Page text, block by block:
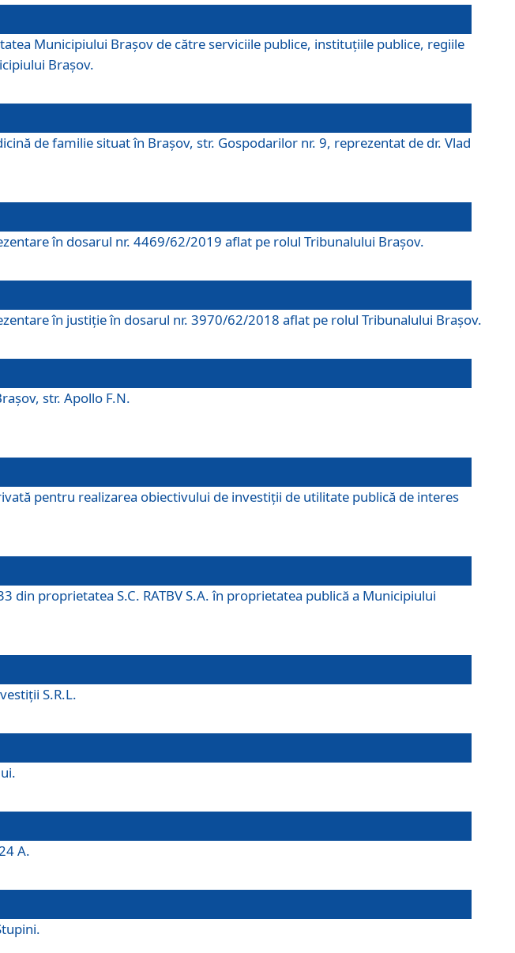
Municipiului Brașov de către serviciile publice, instituțiile publice, regiile
Brașov.
de familie situat în Braşov, str. Gospodarilor nr. 9, reprezentat de dr. Vlad
în dosarul nr. 4469/62/2019 aflat pe rolul Tribunalului Braşov.
în justiţie în dosarul nr. 3970/62/2018 aflat pe rolul Tribunalului Braşov.
str. Apollo F.N.
pentru realizarea obiectivului de investiții de utilitate publică de interes
proprietatea S.C. RATBV S.A. în proprietatea publică a Municipiului
S.R.L.
A.